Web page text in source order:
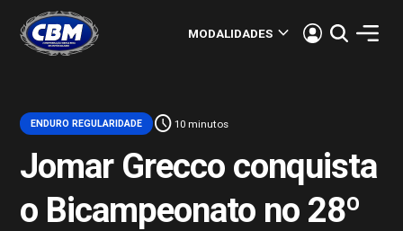
MODALIDADES keyboard_arrow_down
ENDURO REGULARIDADE schedule10 minutos
Jomar Grecco conquista
o Bicampeonato no 28º